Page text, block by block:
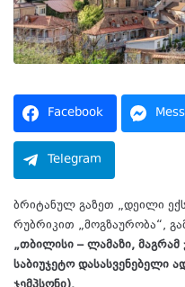
Facebook
Telegram
ბრიტანულ გაზეთ „დეილი
რუბრიკით „მოგზაურობა“,
„თბილისი – ლამაზი,
საბიუჯეტო დასასვენებელი